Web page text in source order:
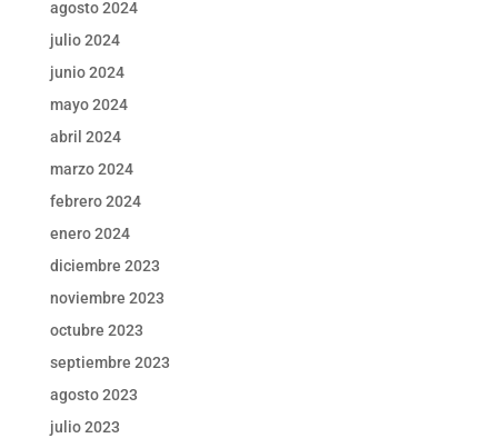
agosto 2024
julio 2024
junio 2024
mayo 2024
abril 2024
marzo 2024
febrero 2024
enero 2024
diciembre 2023
noviembre 2023
octubre 2023
septiembre 2023
agosto 2023
julio 2023